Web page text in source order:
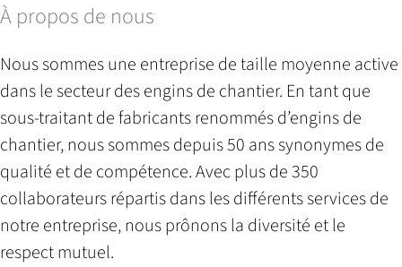
À propos de nous
Nous sommes une entreprise de taille moyenne active
dans le secteur des engins de chantier. En tant que
sous-traitant de fabricants renommés d’engins de
chantier, nous sommes depuis 50 ans synonymes de
qualité et de compétence. Avec plus de 350
collaborateurs répartis dans les différents services de
notre entreprise, nous prônons la diversité et le
respect mutuel.